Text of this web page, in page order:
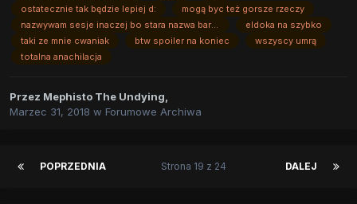
ostatecznie tak będzie lepiej d:
mogą byc też gorsze rzeczy
nazwywam sesje inaczej bo stara nazwa bardzo nie pasowała
eldoka na szybko
taki ze mnie cwaniak
btw spoiler na koniec
wszyscy umrą
totalna anachilacja
Przez Mephisto The Undying,
Marzec 31, 2018 w Forumowe Archiwa
POPRZEDNIA DALEJ
Strona 19 z 24